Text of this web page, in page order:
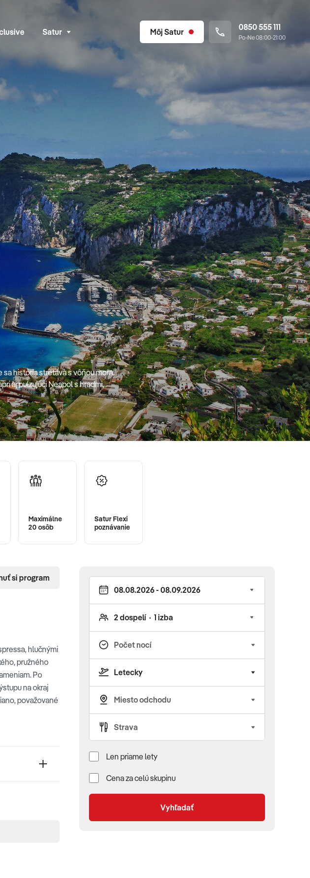
Satur Môj Satur 0850 555 111
Po-Ne 08:00-21:00
sa história stretáva s vôňou mora.
aj pulzujúci Neapol s hradmi,
Maximálne
20 osôb
Satur Flexi
poznávanie
Len priame lety
Cena za celú skupinu
Vyhľadať
si program
hlučnými
pružného
Po
na okraj
považované